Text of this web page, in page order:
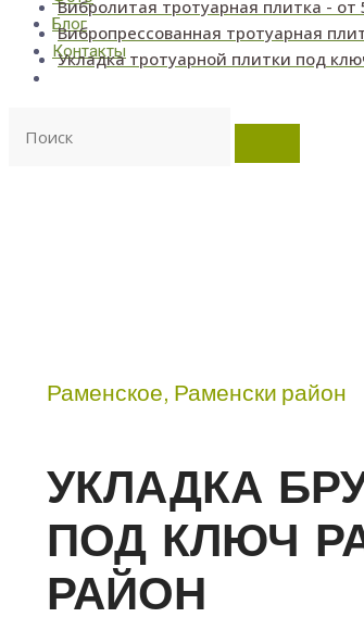
Блог
Контакты
Вибролитая тротуарная плитка - от
Вибропрессованная тротуарная
Укладка тротуарной плитки под
Раменское, Раменски район
УКЛАДКА
ПОД КЛЮЧ
РАЙОН